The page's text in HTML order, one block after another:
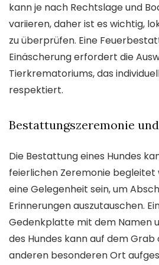
kann je nach Rechtslage und
variieren, daher ist es wichtig,
zu überprüfen. Eine
Einäscherung erfordert die
Tierkrematoriums, das
respektiert.
Bestattungszeremonie
Die Bestattung eines Hundes
feierlichen Zeremonie begleitet
eine Gelegenheit sein, um
Erinnerungen auszutauschen.
Gedenkplatte mit dem Namen
des Hundes kann auf dem
anderen besonderen Ort